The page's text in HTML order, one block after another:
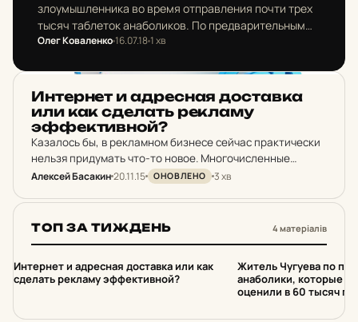
злоумышленника во время отправления почти трех
тысяч таблеток анаболиков. По предварительным
оценкам стоимость изъятой продукции на «черном
гривен.
Олег Коваленко16.07.181 хв
PR
Ин­тер­нет и ад­рес­ная дос­тав­ка
или как сде­лать рек­ла­му
эффек­тив­ной?
Казалось бы, в рекламном бизнесе сейчас практически
нельзя придумать что-то новое. Многочисленные
телевизионные ролики (от банальных, с
социальной рекламы), материалы в СМИ, раздача
листовок…
Алексей Басакин20.11.15 ОНОВЛЕНО 3 хв
ТОП ЗА ТИЖДЕНЬ 4 матеріалів
1
Интернет и адресная доставка или как
сделать рекламу эффективной?
2
Житель Чугуева по
анаболики, которые
оценили в 60 тысяч